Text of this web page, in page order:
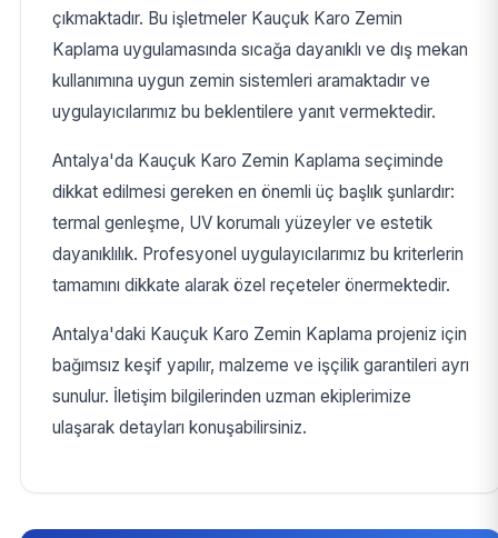
çıkmaktadır. Bu işletmeler Kauçuk Karo Zemin
Kaplama uygulamasında sıcağa dayanıklı ve dış mekan
kullanımına uygun zemin sistemleri aramaktadır ve
uygulayıcılarımız bu beklentilere yanıt vermektedir.
Antalya'da Kauçuk Karo Zemin Kaplama seçiminde
dikkat edilmesi gereken en önemli üç başlık şunlardır:
termal genleşme, UV korumalı yüzeyler ve estetik
dayanıklılık. Profesyonel uygulayıcılarımız bu kriterlerin
tamamını dikkate alarak özel reçeteler önermektedir.
Antalya'daki Kauçuk Karo Zemin Kaplama projeniz için
bağımsız keşif yapılır, malzeme ve işçilik garantileri ayrı
sunulur. İletişim bilgilerinden uzman ekiplerimize
ulaşarak detayları konuşabilirsiniz.